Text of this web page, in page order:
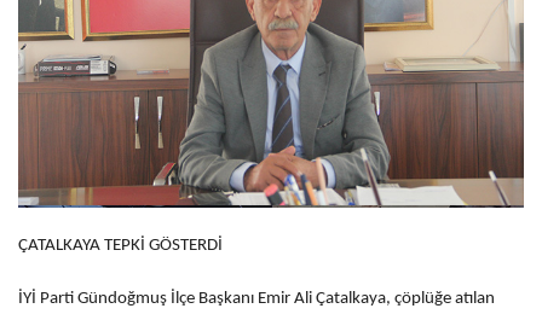
ÇATALKAYA TEPKİ GÖSTERDİ
İYİ Parti Gündoğmuş İlçe Başkanı Emir Ali Çatalkaya, çöplüğe atılan